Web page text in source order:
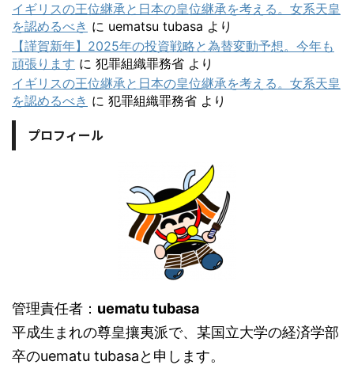
イギリスの王位継承と日本の皇位継承を考える。女系天皇
を認めるべき に uematsu tubasa より
【謹賀新年】2025年の投資戦略と為替変動予想。今年も
頑張ります に 犯罪組織罪務省 より
イギリスの王位継承と日本の皇位継承を考える。女系天皇
を認めるべき に 犯罪組織罪務省 より
プロフィール
管理責任者： uematu tubasa
平成生まれの尊皇攘夷派で、某国立大学の経済学部
卒のuematu tubasaと申します。